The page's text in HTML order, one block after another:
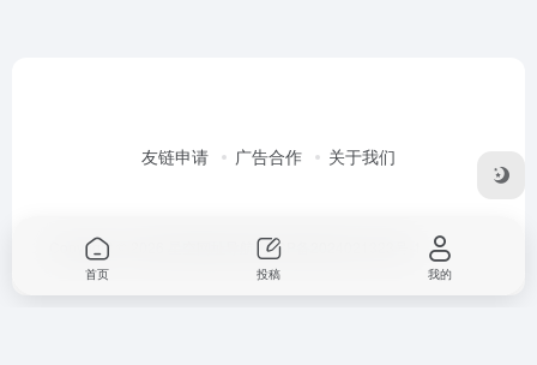
友链申请 广告合作 关于我们
Copyright © 2026 桂ICP备2024021323号-1
首页 投稿 我的